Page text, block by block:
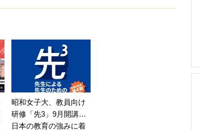
昭和女子大、教員向け
研修「先3」9月開講…
日本の教育の強みに着